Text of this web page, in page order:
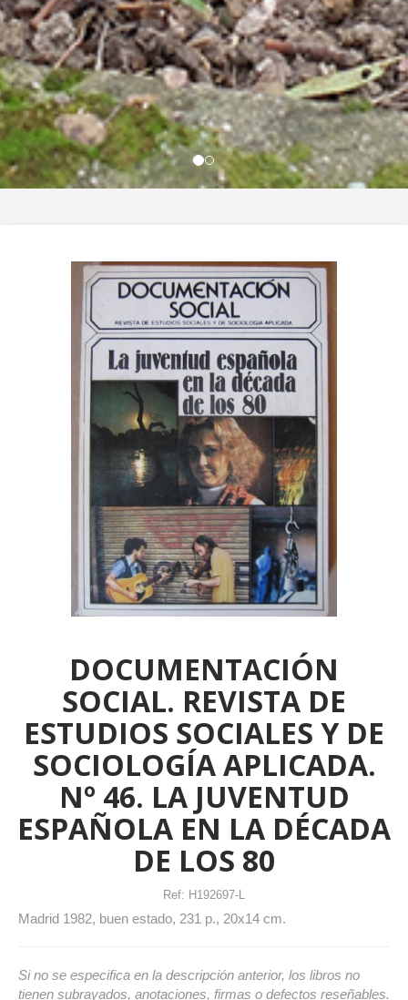
DOCUMENTACIÓN
SOCIAL. REVISTA DE
ESTUDIOS SOCIALES Y DE
SOCIOLOGÍA APLICADA.
Nº 46. LA JUVENTUD
ESPAÑOLA EN LA DÉCADA
DE LOS 80
Ref: H192697-L
Madrid 1982, buen estado, 231 p., 20x14 cm.
Si no se especifica en la descripción anterior, los libros no
tienen subrayados, anotaciones, firmas o defectos reseñables.